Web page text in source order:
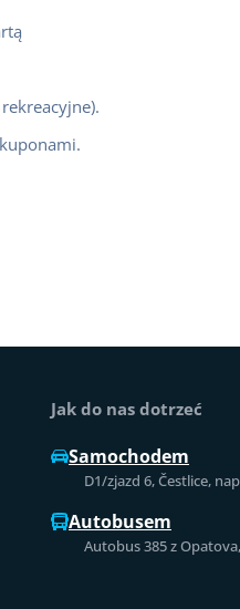
Jak do nas dotrzeć
Samochodem
D1/zjazd 6, Čestlice,
Autobusem
Autobus 385 z